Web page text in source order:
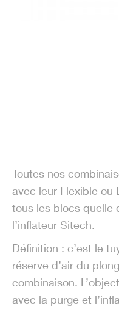
Toutes nos
avec leur Flexible ou
tous les blocs quelle
l’inflateur Sitech.
Définition : c’est le
réserve d’air du
combinaison.
avec la purge et